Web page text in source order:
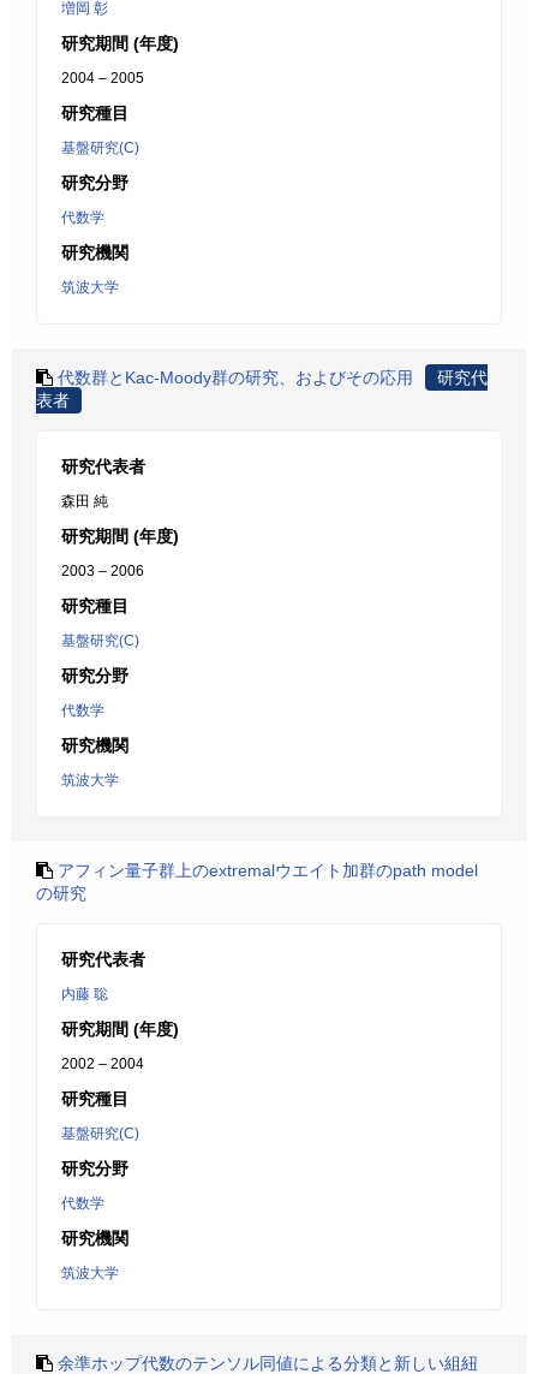
増岡 彰
研究期間 (年度)
2004 – 2005
研究種目
基盤研究(C)
研究分野
代数学
研究機関
筑波大学
代数群とKac-Moody群の研究、およびその応用
研究代
表者
研究代表者
森田 純
研究期間 (年度)
2003 – 2006
研究種目
基盤研究(C)
研究分野
代数学
研究機関
筑波大学
アフィン量子群上のextremalウエイト加群のpath model
の研究
研究代表者
内藤 聡
研究期間 (年度)
2002 – 2004
研究種目
基盤研究(C)
研究分野
代数学
研究機関
筑波大学
余準ホップ代数のテンソル同値による分類と新しい組紐